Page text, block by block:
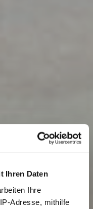
Ihren Daten
Ihre
Adresse, mithilfe